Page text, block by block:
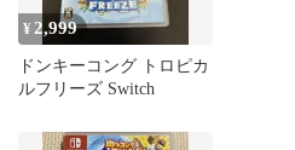
¥2,999
ドンキーコング トロピカ
ルフリーズ Switch